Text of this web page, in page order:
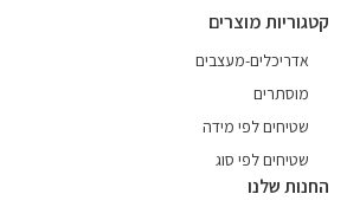
קטגוריות מוצרים
אדריכלים-מעצבים
מוסתרים
שטיחים לפי מידה
שטיחים לפי סוג
החנות שלנו